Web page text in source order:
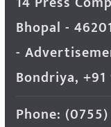
Bhopal -
-
Bondriya, +91
Phone: